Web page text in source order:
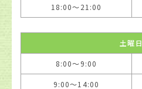
18:00〜21:00
土曜日
8:00〜9:00
9:00〜14:00